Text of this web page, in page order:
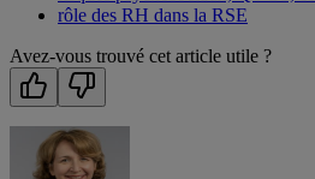
rôle des RH dans la RSE
Avez-vous trouvé cet article utile ?